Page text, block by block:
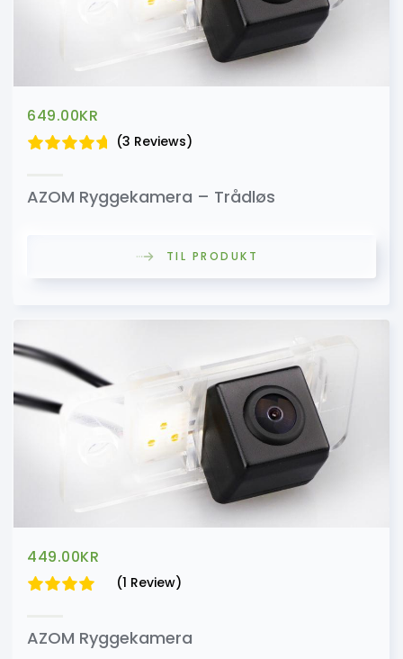
649.00KR
(3 Reviews)
AZOM Ryggekamera – Trådløs
TIL PRODUKT
449.00KR
(1 Review)
AZOM Ryggekamera